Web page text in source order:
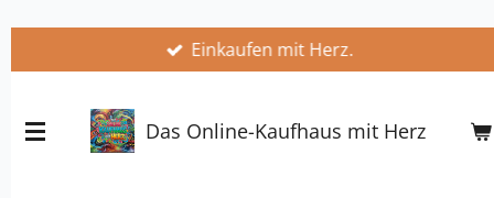
springen
Einkaufen mit Herz.
Das Online-Kaufhaus mit Herz